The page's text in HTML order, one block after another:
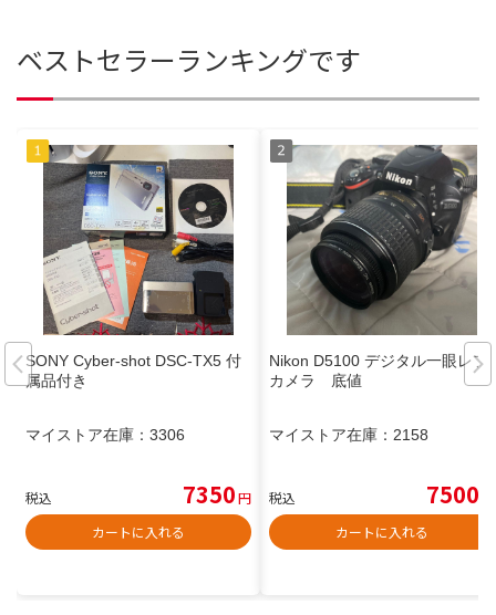
ベストセラーランキングです
SONY Cyber-shot DSC-TX5 付
属品付き
マイストア在庫： 3306
税込 7350円
カートに入れる
Nikon D5100 デジタル一眼レフ
カメラ 底値
マイストア在庫： 2158
税込 7500
カートに入れる